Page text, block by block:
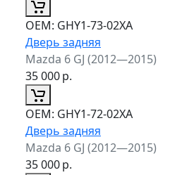
ОЕМ: GHY1-73-02XA
Дверь задняя
Mazda 6 GJ (2012—2015)
35 000р.
ОЕМ: GHY1-72-02XA
Дверь задняя
Mazda 6 GJ (2012—2015)
35 000р.